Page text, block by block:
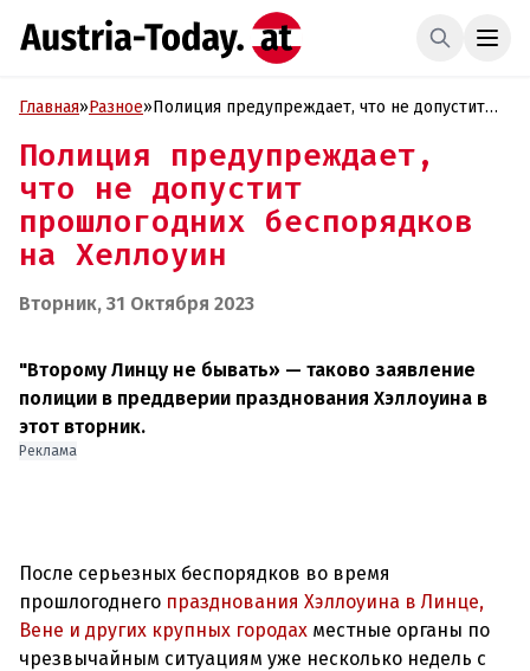
Главная»Разное»Полиция предупреждает, что не допустит
Полиция предупреждает,
что не допустит
прошлогодних беспорядков
на Хеллоуин
Вторник, 31 Октября 2023
"Второму Линцу не бывать» — таково заявление
полиции в преддверии празднования Хэллоуина в
этот вторник.
Реклама
После серьезных беспорядков во время
прошлогоднего празднования Хэллоуина в Линце,
Вене и других крупных городах местные органы по
чрезвычайным ситуациям уже несколько недель с